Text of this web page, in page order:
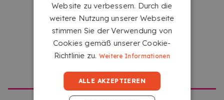
GEHE ZU COPYKREA USA
IHRE DATEI HOCHLADEN
Laden Sie Ihre Dateien von jedem Gerät mit
Internetzugang hoch, indem Sie auf das Feld
„Wählen oder ziehen Sie Ihre Dateien hierher“
Website zu verbessern. Durch die
weitere Nutzung unserer Webseite
stimmen Sie der Verwendung von
Cookies gemäß unserer Cookie-
Richtlinie zu. Weitere Informationen
ALLE AKZEPTIEREN